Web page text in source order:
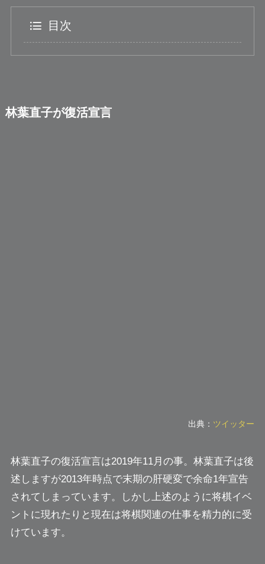
目次
林葉直子が復活宣言
出典： ツイッター
林葉直子の復活宣言は2019年11月の事。林葉直子は後
述しますが2013年時点で末期の肝硬変で余命1年宣告
されてしまっています。しかし上述のように将棋イベ
ントに現れたりと現在は将棋関連の仕事を精力的に受
けています。